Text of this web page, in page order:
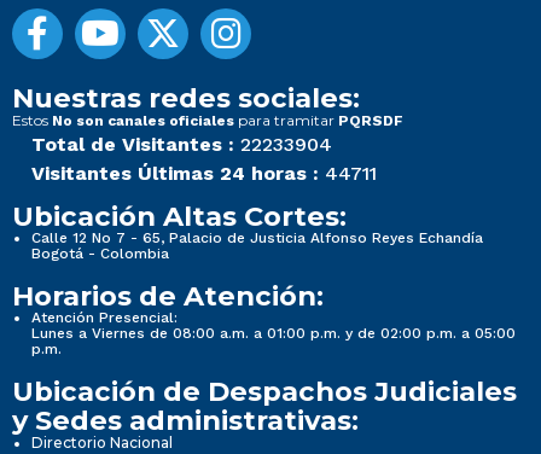
Nuestras redes sociales:
Estos No son canales oficiales para tramitar PQRSDF
Total de Visitantes : 22233904
Visitantes Últimas 24 horas : 44711
Ubicación Altas Cortes:
Calle 12 No 7 - 65, Palacio de Justicia Alfonso Reyes Echandía
Bogotá - Colombia
Horarios de Atención:
Atención Presencial:
Lunes a Viernes de 08:00 a.m. a 01:00 p.m. y de 02:00 p.m. a 05:00
p.m.
Ubicación de Despachos Judiciales
y Sedes administrativas:
Directorio Nacional